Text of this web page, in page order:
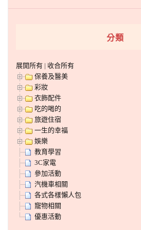
分類
展開所有 | 收合所有
保養及醫美
彩妝
衣飾配件
吃的喝的
旅遊住宿
一生的幸福
娛樂
教育學習
3C家電
參加活動
汽機車相關
各式各樣懶人包
寵物相關
優惠活動